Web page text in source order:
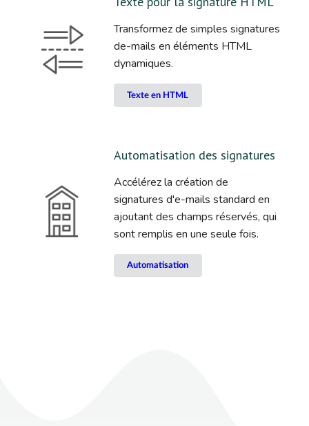
Transformez de simples signatures
de-mails en éléments HTML
dynamiques.
Texte en HTML
Automatisation des signatures
Accélérez la création de
signatures d'e-mails standard en
ajoutant des champs réservés, qui
sont remplis en une seule fois.
Automatisation